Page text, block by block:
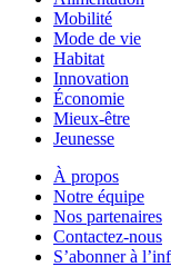
Mobilité
Mode de vie
Habitat
Innovation
Économie
Mieux-être
Jeunesse
À propos
Notre équipe
Nos partenaires
Contactez-nous
S’abonner à